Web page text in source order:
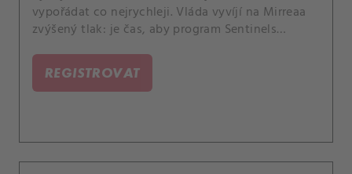
vypořádat co nejrychleji. Vláda vyvíjí na Mirreaa
zvýšený tlak: je čas, aby program Sentinels
REGISTROVAT